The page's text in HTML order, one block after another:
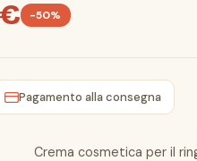
-50%
Pagamento alla consegna
Crema cosmetica per il